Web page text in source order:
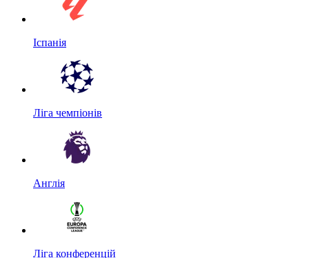
Іспанія
Ліга чемпіонів
Англія
Ліга конференцій